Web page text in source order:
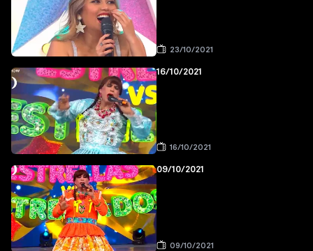
23/10/2021
16/10/2021
16/10/2021
09/10/2021
09/10/2021